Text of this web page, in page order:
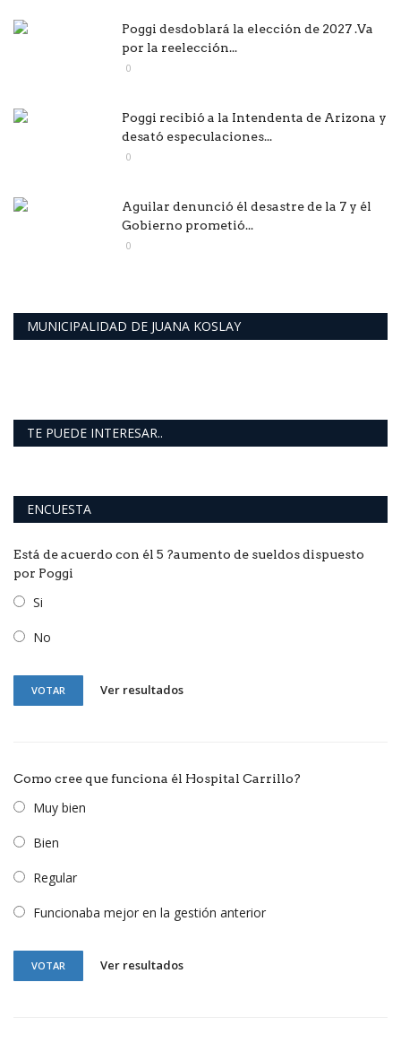
Poggi desdoblará la elección de 2027 .Va
por la reelección...
0
Poggi recibió a la Intendenta de Arizona y
desató especulaciones...
0
Aguilar denunció él desastre de la 7 y él
Gobierno prometió...
0
MUNICIPALIDAD DE JUANA KOSLAY
TE PUEDE INTERESAR..
ENCUESTA
Está de acuerdo con él 5 ?aumento de sueldos dispuesto
por Poggi
Si
No
VOTAR Ver resultados
Como cree que funciona él Hospital Carrillo?
Muy bien
Bien
Regular
Funcionaba mejor en la gestión anterior
VOTAR Ver resultados